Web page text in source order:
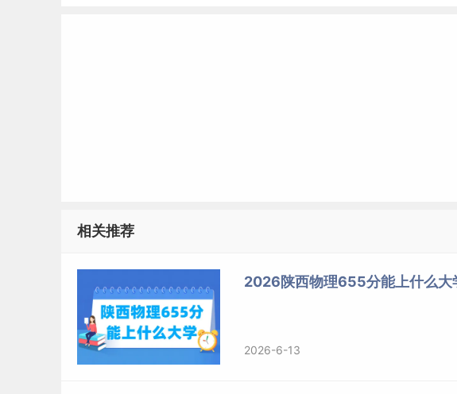
相关推荐
2026陕西物理655分能上什么大
2026-6-13